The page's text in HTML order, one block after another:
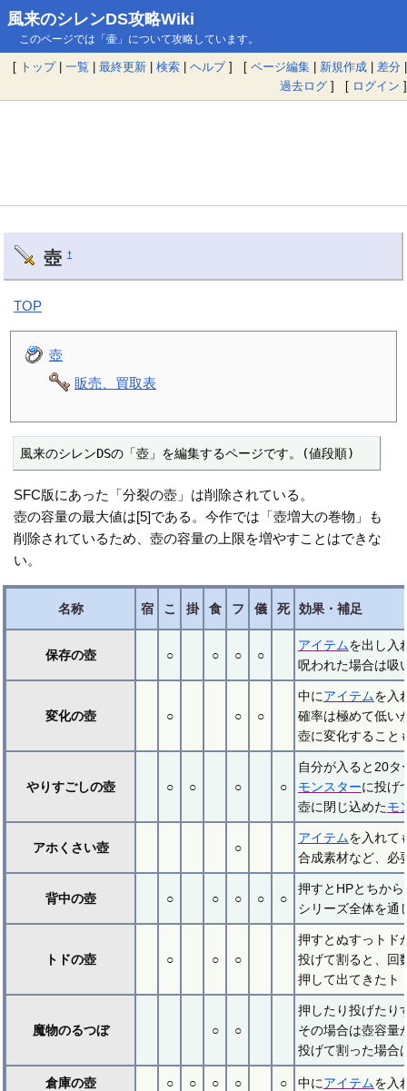
風来のシレンDS攻略Wiki
このページでは「壷」について攻略しています。
[ トップ| 一覧 | 最終更新 | 検索 | ヘルプ] [ ページ編集 | 新規作成 | 差分 |
過去ログ ] [ ログイン ]
壺 †
TOP
壺
販売、買取表
風来のシレンDSの「壺」を編集するページです。(値段順)
SFC版にあった「分裂の壺」は削除されている。
壺の容量の最大値は[5]である。今作では「壺増大の巻物」も
削除されているため、壺の容量の上限を増やすことはできな
い。
名称 宿 こ 掛 食 フ 儀 死 効果・補足
保存の壺 ○ ○ ○ ○
アイテムを出し入
呪われた場合は吸
変化の壺 ○ ○ ○
中にアイテムを入
確率は極めて低い
壺に変化すること
やりすごしの壺 ○ ○ ○ ○
自分が入ると20
モンスターに投げ
壺に閉じ込めたモ
アホくさい壺 ○
アイテムを入れて
合成素材など、必
背中の壺 ○ ○ ○ ○ ○
押すとHPとちか
シリーズ全体を通
トドの壺 ○ ○ ○
押すとぬすっトド
投げて割ると、回
押して出てきたト
魔物のるつぼ ○ ○
押したり投げたり
その場合は壺容量
投げて割った場合
倉庫の壺 ○ ○ ○ ○ ○ 中にアイテムを入